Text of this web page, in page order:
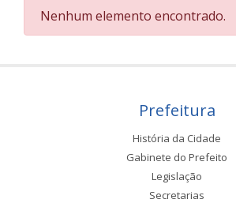
Nenhum elemento encontrado.
Prefeitura
História da Cidade
Gabinete do Prefeito
Legislação
Secretarias